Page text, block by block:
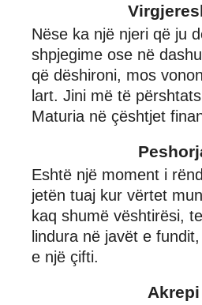
Nëse ka një njeri që ju
shpjegime ose në
që dëshironi, mos
lart. Jini më të
Maturia në çështjet
Eshtë një moment i
jetën tuaj kur vërtet
kaq shumë vështirësi,
lindura në javët e
e një çifti.
Akrepi